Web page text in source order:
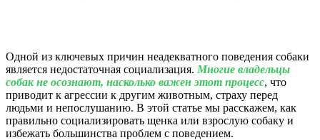
Одной из ключевых причин неадекватного поведения собаки
является недостаточная социализация. Многие владельцы
собак не осознают, насколько важен этот процесс, что
приводит к агрессии к другим животным, страху перед
людьми и непослушанию. В этой статье мы расскажем, как
правильно социализировать щенка или взрослую собаку и
избежать большинства проблем с поведением.